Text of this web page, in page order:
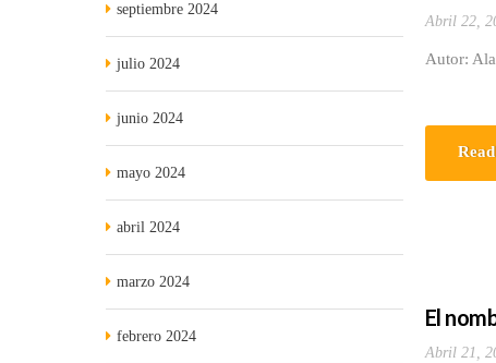
Abril 22,
Autor:
El
Abril 21,
septiembre 2024
julio 2024
junio 2024
mayo 2024
abril 2024
marzo 2024
febrero 2024